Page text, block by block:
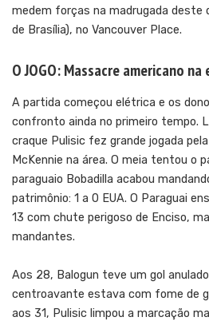
medem forças na madrugada deste
de Brasília), no Vancouver Place.
O JOGO: Massacre americano
A partida começou elétrica e os
confronto ainda no primeiro tempo.
craque Pulisic fez grande jogada
McKennie na área. O meia tentou o
paraguaio Bobadilla acabou
patrimônio: 1 a 0 EUA. O Paraguai
13 com chute perigoso de Enciso,
mandantes.
Aos 28, Balogun teve um gol
centroavante estava com fome de
aos 31, Pulisic limpou a marcação